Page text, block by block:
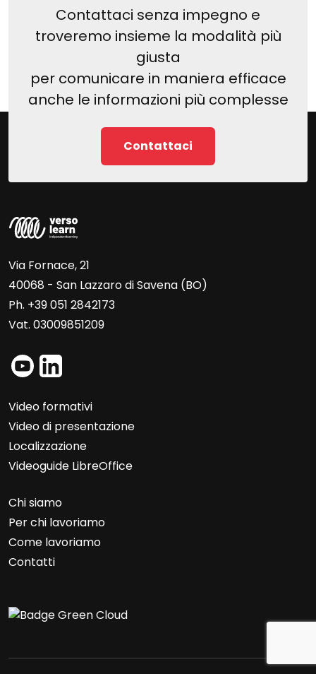
Contattaci senza impegno e
troveremo insieme la modalità più
giusta
per comunicare in maniera efficace
anche le informazioni più complesse
Contattaci
Via Fornace, 21
40068 - San Lazzaro di Savena (BO)
Ph. +39 051 2842173
Vat. 03009851209
Video formativi
Video di presentazione
Localizzazione
Videoguide LibreOffice
Chi siamo
Per chi lavoriamo
Come lavoriamo
Contatti